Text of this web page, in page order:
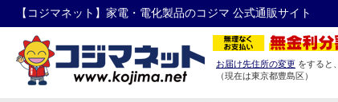
【コジマネット】家電・電化製品のコジマ 公式通販サイト
お届け先住所の変更 をすると
（現在は東京都豊島区）